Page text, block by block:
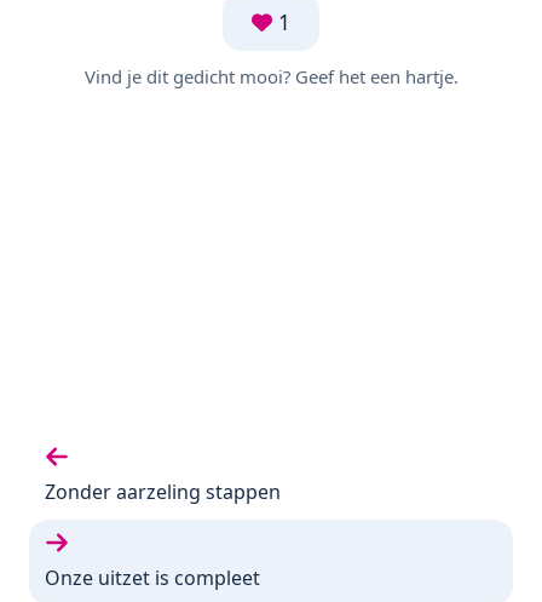
1
Vind je dit gedicht mooi? Geef het een hartje.
Vorige gedicht:
Zonder aarzeling stappen
Volgende gedicht:
Onze uitzet is compleet